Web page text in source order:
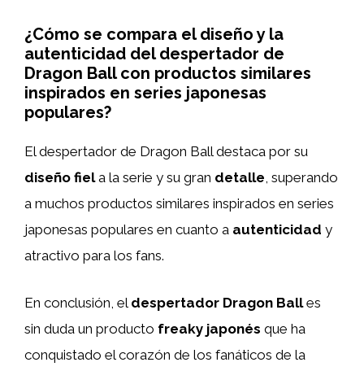
¿Cómo se compara el diseño y la
autenticidad del despertador de
Dragon Ball con productos similares
inspirados en series japonesas
populares?
El despertador de Dragon Ball destaca por su
diseño fiela la serie y su gran detalle, superando
a muchos productos similares inspirados en series
japonesas populares en cuanto a autenticidad y
atractivo para los fans.
En conclusión, el despertador Dragon Balles
sin duda un producto freaky japonés que ha
conquistado el corazón de los fanáticos de la